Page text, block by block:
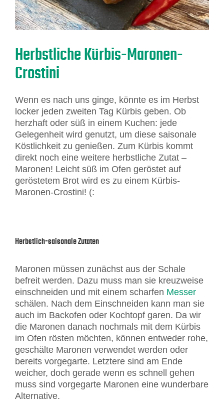
Herbstliche Kürbis-Maronen-
Crostini
Wenn es nach uns ginge, könnte es im Herbst
locker jeden zweiten Tag Kürbis geben. Ob
herzhaft oder süß in einem Kuchen: jede
Gelegenheit wird genutzt, um diese saisonale
Köstlichkeit zu genießen. Zum Kürbis kommt
direkt noch eine weitere herbstliche Zutat –
Maronen! Leicht süß im Ofen geröstet auf
geröstetem Brot wird es zu einem Kürbis-
Maronen-Crostini! (:
Herbstlich-saisonale Zutaten
Maronen müssen zunächst aus der Schale
befreit werden. Dazu muss man sie kreuzweise
einschneiden und mit einem scharfen Messer
schälen. Nach dem Einschneiden kann man sie
auch im Backofen oder Kochtopf garen. Da wir
die Maronen danach nochmals mit dem Kürbis
im Ofen rösten möchten, können entweder rohe,
geschälte Maronen verwendet werden oder
bereits vorgegarte. Letztere sind am Ende
weicher, doch gerade wenn es schnell gehen
muss sind vorgegarte Maronen eine wunderbare
Alternative.